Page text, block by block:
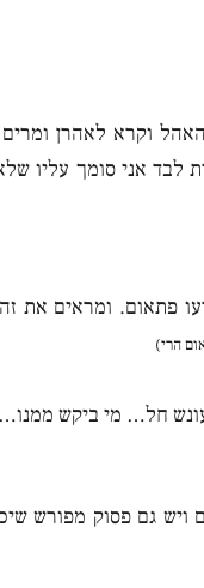
וקרא לאהרן
אני סומך עליו
פתאום. ומראים את
הרי)
חל… מי ביקש ממנו…
ויש גם פסוק מפורש